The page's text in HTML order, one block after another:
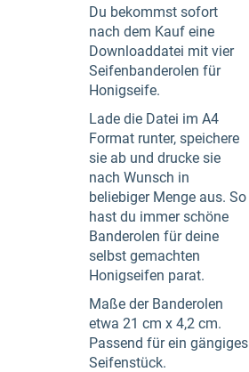
Du bekommst sofort
nach dem Kauf eine
Downloaddatei mit vier
Seifenbanderolen für
Honigseife.
Lade die Datei im A4
Format runter, speichere
sie ab und drucke sie
nach Wunsch in
beliebiger Menge aus. So
hast du immer schöne
Banderolen für deine
selbst gemachten
Honigseifen parat.
Maße der Banderolen
etwa 21 cm x 4,2 cm.
Passend für ein gängiges
Seifenstück.